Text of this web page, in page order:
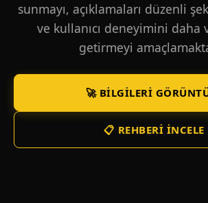
sunmayı, açıklamaları düzenli
ve kullanıcı deneyimini daha
getirmeyi
🚀 BILGILERI
📋 REHBERI İNCELE